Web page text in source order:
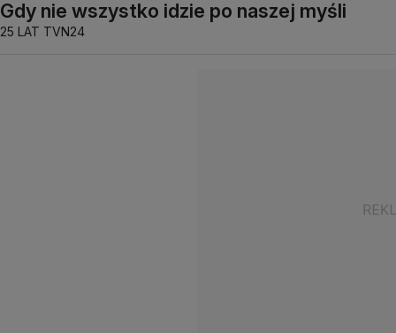
Gdy nie wszystko idzie po naszej myśli
25 LAT TVN24